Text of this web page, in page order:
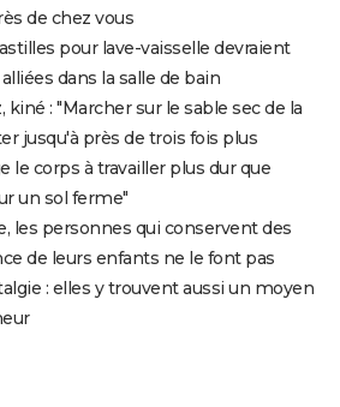
de chez vous
pour lave-vaisselle devraient
dans la salle de bain
kiné : "Marcher sur le sable sec de la
jusqu'à près de trois fois plus
le corps à travailler plus dur que
un sol ferme"
les personnes qui conservent des
de leurs enfants ne le font pas
: elles y trouvent aussi un moyen